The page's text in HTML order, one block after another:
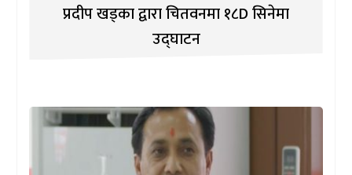
प्रदीप खड्का द्वारा चितवनमा १८D सिनेमा
उद्घाटन